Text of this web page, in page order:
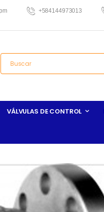
+584144973013
VÁLVULAS DE CONTROL